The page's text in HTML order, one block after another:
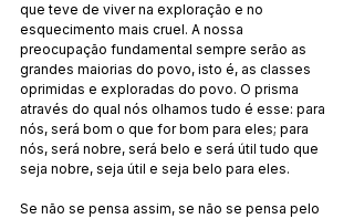
que teve de viver na exploração e no
esquecimento mais cruel. A nossa
preocupação fundamental sempre serão as
grandes maiorias do povo, isto é, as classes
oprimidas e exploradas do povo. O prisma
através do qual nós olhamos tudo é esse: para
nós, será bom o que for bom para eles; para
nós, será nobre, será belo e será útil tudo que
seja nobre, seja útil e seja belo para eles.
Se não se pensa assim, se não se pensa pelo